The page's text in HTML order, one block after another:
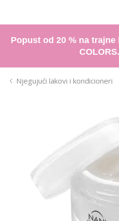
Popust od 20 % na
Njegujući lakovi i kondicioneri